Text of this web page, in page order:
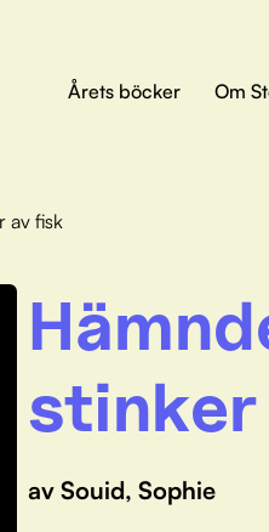
Årets böcker Om
av fisk
av Souid, Sophie